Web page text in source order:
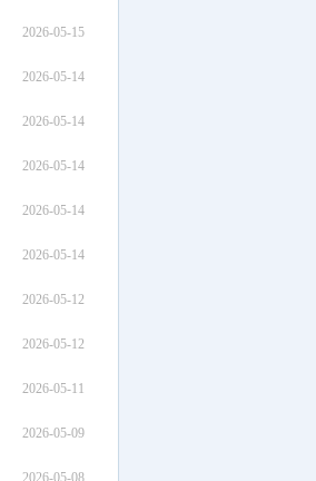
2026-05-15
2026-05-14
2026-05-14
2026-05-14
2026-05-14
2026-05-14
2026-05-12
2026-05-12
2026-05-11
2026-05-09
2026-05-08